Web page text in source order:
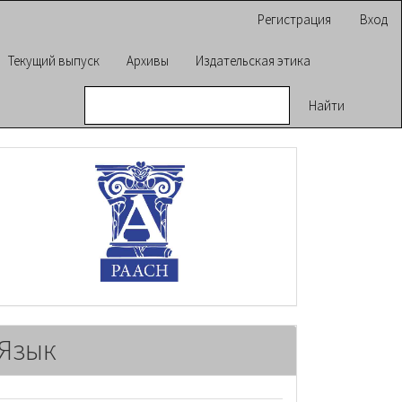
Регистрация Вход
Текущий выпуск Архивы Издательская этика
Найти